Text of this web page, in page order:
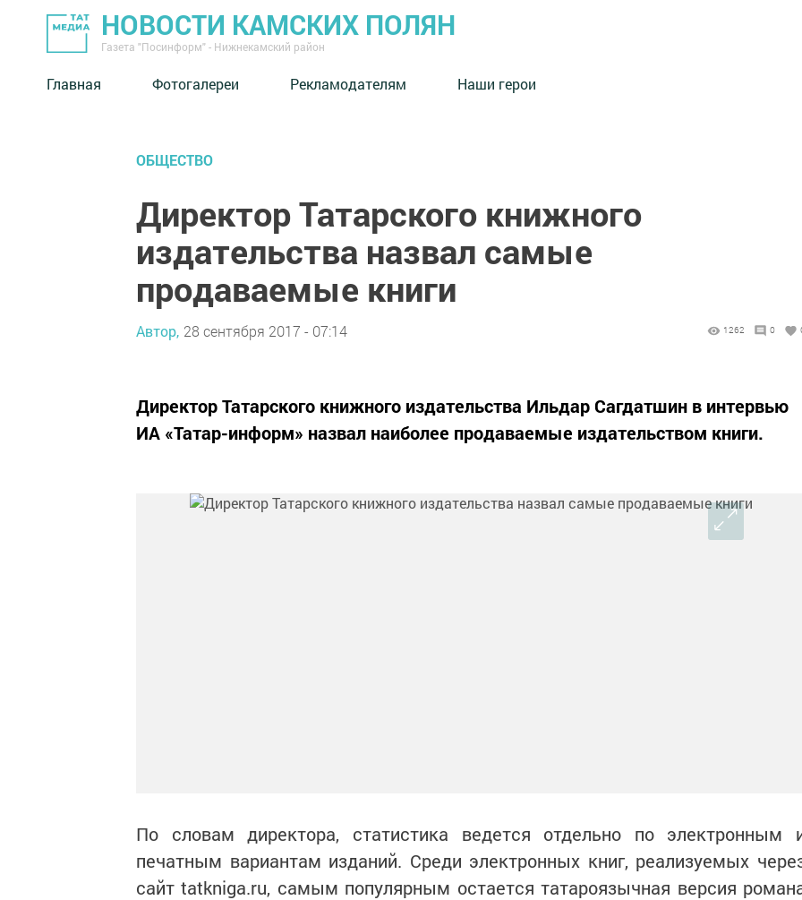
НОВОСТИ КАМСКИХ ПОЛЯН
Газета "Посинформ" - Нижнекамский район
Главная Фотогалереи Рекламодателям Наши герои
ОБЩЕСТВО
Директор Татарского книжного
издательства назвал самые
продаваемые книги
Автор, 28 сентября 2017 - 07:14 1262 0
Директор Татарского книжного издательства Ильдар Сагдатшин в интервью
ИА «Татар-информ» назвал наиболее продаваемые издательством книги.
По словам директора, статистика ведется отдельно по электронным
печатным вариантам изданий. Среди электронных книг, реализуемых
сайт tatkniga.ru, самым популярным остается татароязычная версия